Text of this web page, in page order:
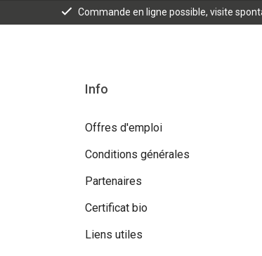
Commande en ligne possible, visite
Info
Offres d'emploi
Conditions générales
Partenaires
Certificat bio
Liens utiles